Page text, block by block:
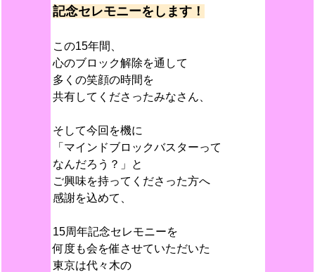
記念セレモニーをします！
この15年間、
心のブロック解除を通して
多くの笑顔の時間を
共有してくださったみなさん、
そして今回を機に
「マインドブロックバスターって
なんだろう？」と
ご興味を持ってくださった方へ
感謝を込めて、
15周年記念セレモニーを
何度も会を催させていただいた
東京は代々木の